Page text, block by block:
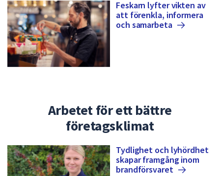
Feskarn lyfter vikten av
att förenkla, informera
och samarbeta
Arbetet för ett bättre
företagsklimat
Tydlighet och lyhördhet
skapar framgång inom
brandförsvaret